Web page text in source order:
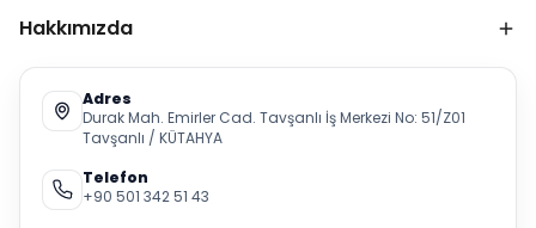
Hakkımızda
Adres
Durak Mah. Emirler Cad. Tavşanlı İş Merkezi No: 51/Z01
Tavşanlı / KÜTAHYA
Telefon
+90 501 342 51 43